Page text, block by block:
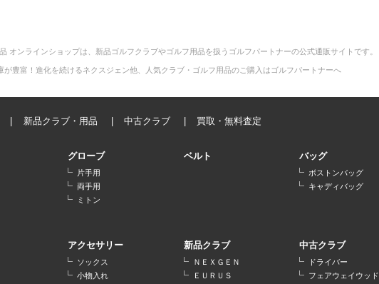
オンラインショップは、新品ゴルフクラブやゴルフ用品を扱うゴルフパートナーの公式通販サイトです。
が豊富！進化を続けるネクスジェン他、人気クラブ・ゴルフ用品のご購入はゴルフパートナーへ
新品クラブ・用品 中古クラブ 買取・無料査定
グローブ
片手用
両手用
ミトン
ベルト バッグ
ボストンバッグ
キャディバッグ
アクセサリー
ソックス
小物入れ
新品クラブ
ＮＥＸＧＥＮ
ＥＵＲＵＳ
中古クラブ
ドライバー
フェアウェイウッド